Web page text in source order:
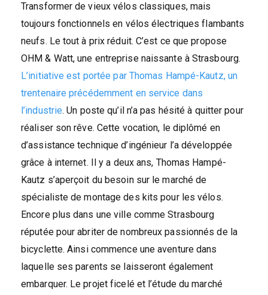
Transformer de vieux vélos classiques, mais
toujours fonctionnels en vélos électriques flambants
neufs. Le tout à prix réduit. C’est ce que propose
OHM & Watt, une entreprise naissante à Strasbourg.
L’initiative est portée par Thomas Hampé-Kautz, un
trentenaire précédemment en service dans
l’industrie. Un poste qu’il n’a pas hésité à quitter pour
réaliser son rêve. Cette vocation, le diplômé en
d’assistance technique d’ingénieur l’a développée
grâce à internet. Il y a deux ans, Thomas Hampé-
Kautz s’aperçoit du besoin sur le marché de
spécialiste de montage des kits pour les vélos.
Encore plus dans une ville comme Strasbourg
réputée pour abriter de nombreux passionnés de la
bicyclette. Ainsi commence une aventure dans
laquelle ses parents se laisseront également
embarquer. Le projet ficelé et l’étude du marché